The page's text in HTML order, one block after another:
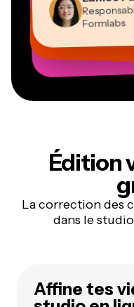
Formlabs
PDG de
Grant
Directeur
Mitch
Dina
Édition
La correction des
dans le
Affine tes